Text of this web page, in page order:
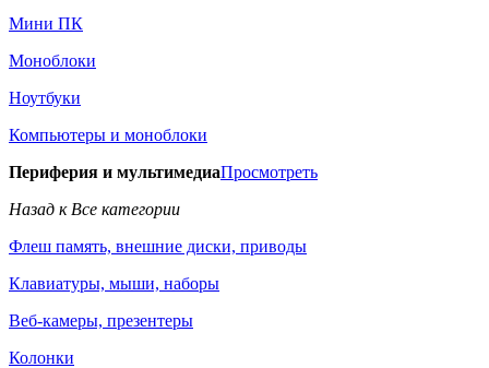
Мини ПК
Моноблоки
Ноутбуки
Компьютеры и моноблоки
Периферия и мультимедиаПросмотреть
Назад к Все категории
Флеш память, внешние диски, приводы
Клавиатуры, мыши, наборы
Веб-камеры, презентеры
Колонки